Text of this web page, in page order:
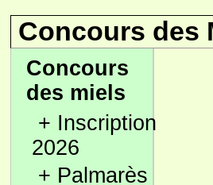
Concours des
Concours
des miels
+ Inscription
2026
+ Palmarès